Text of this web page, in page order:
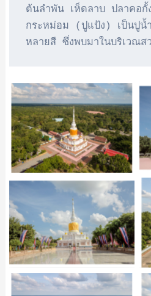
ต้นลำพัน เห็ดลาบ ปลาคอ
กระหม่อม (ปูแป้ง) เป็นปูน้
หลายสี ซึ่งพบมาในบริเวณส